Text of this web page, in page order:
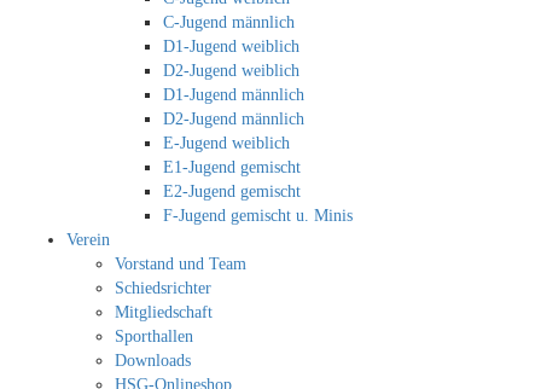
C-Jugend männlich
D1-Jugend weiblich
D2-Jugend weiblich
D1-Jugend männlich
D2-Jugend männlich
E-Jugend weiblich
E1-Jugend gemischt
E2-Jugend gemischt
F-Jugend gemischt u. Minis
Verein
Vorstand und Team
Schiedsrichter
Mitgliedschaft
Sporthallen
Downloads
HSG-Onlineshop